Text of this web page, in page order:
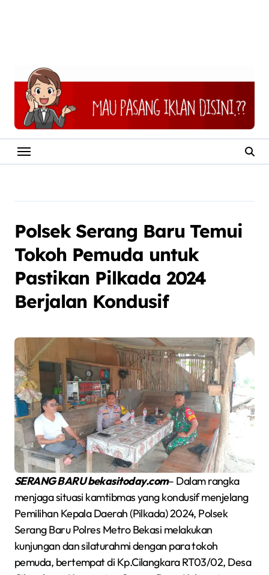
Polsek Serang Baru Temui
Tokoh Pemuda untuk
Pastikan Pilkada 2024
Berjalan Kondusif
SERANG BARU bekasitoday.com– Dalam rangka
menjaga situasi kamtibmas yang kondusif menjelang
Pemilihan Kepala Daerah (Pilkada) 2024, Polsek
Serang Baru Polres Metro Bekasi melakukan
kunjungan dan silaturahmi dengan para tokoh
pemuda, bertempat di Kp.Cilangkara RT03/02, Desa